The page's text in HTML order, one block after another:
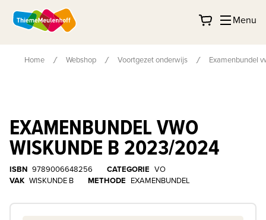
Menu
Home Webshop Voortgezet onderwijs Examenbundel
EXAMENBUNDEL VWO
WISKUNDE B 2023/2024
ISBN 9789006648256 CATEGORIE VO
VAK WISKUNDE B METHODE EXAMENBUNDEL